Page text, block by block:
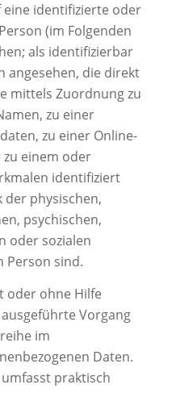
identifizierte oder
(im Folgenden
als identifizierbar
angesehen, die direkt
mittels Zuordnung zu
zu einer
zu einer Online-
zu einem oder
identifiziert
der physischen,
psychischen,
oder sozialen
Person sind.
oder ohne Hilfe
Vorgang
im
Daten.
praktisch